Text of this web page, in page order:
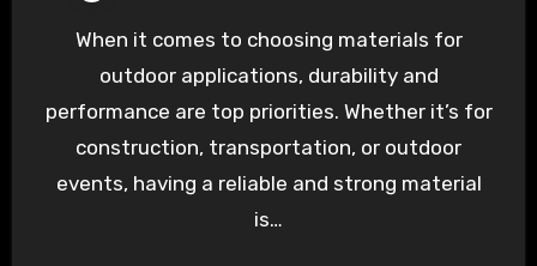
When it comes to choosing materials for
outdoor applications, durability and
performance are top priorities. Whether it’s for
construction, transportation, or outdoor
events, having a reliable and strong material
is…